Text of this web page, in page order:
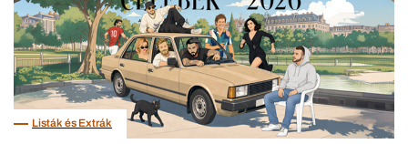
Listák és Extrák